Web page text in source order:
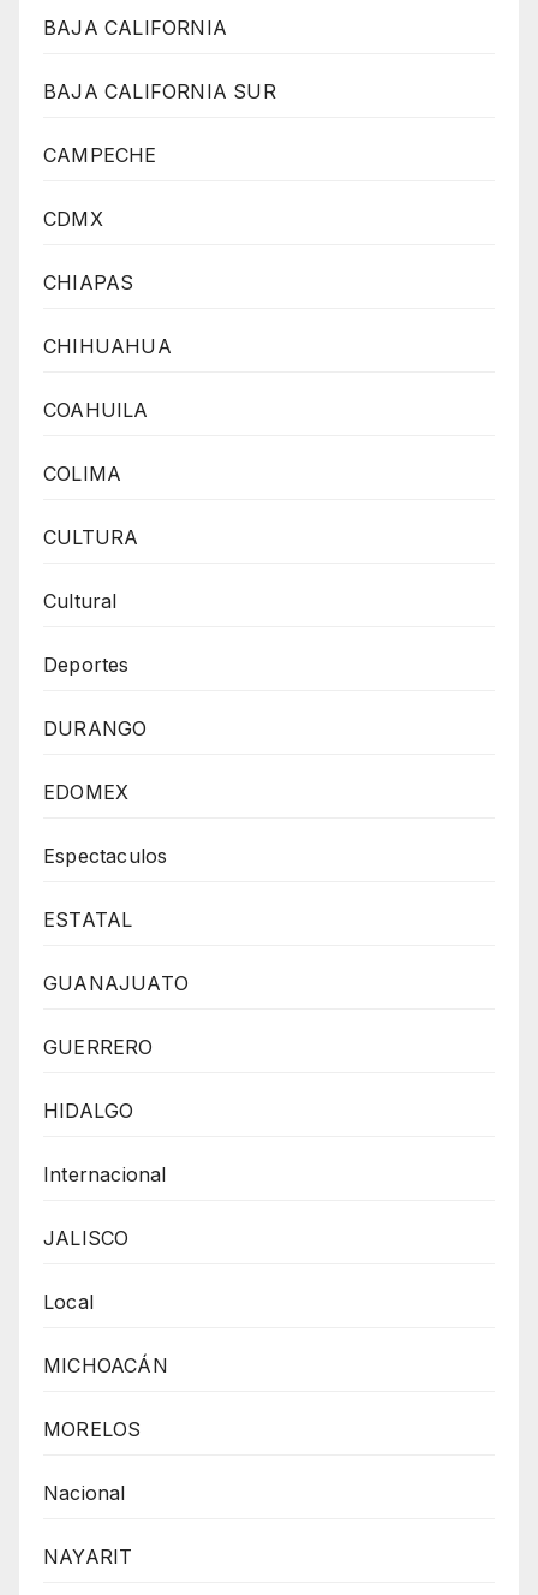
BAJA CALIFORNIA
BAJA CALIFORNIA SUR
CAMPECHE
CDMX
CHIAPAS
CHIHUAHUA
COAHUILA
COLIMA
CULTURA
Cultural
Deportes
DURANGO
EDOMEX
Espectaculos
ESTATAL
GUANAJUATO
GUERRERO
HIDALGO
Internacional
JALISCO
Local
MICHOACÁN
MORELOS
Nacional
NAYARIT